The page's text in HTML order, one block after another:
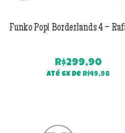
Funko Pop! Borderlands 4 –
R$299,90
Até 6x de R$49,98